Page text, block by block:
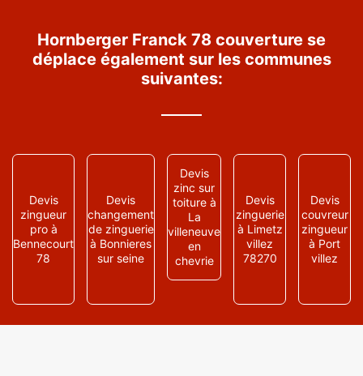
Hornberger Franck 78 couverture se
déplace également sur les communes
suivantes:
Devis
zingueur
pro à
Bennecourt
78
Devis
changement
de zinguerie
à Bonnieres
sur seine
Devis
zinc sur
toiture à
La
villeneuve
en
chevrie
Devis
zinguerie
à Limetz
villez
78270
Devis
couvreur
zingueur
à Port
villez